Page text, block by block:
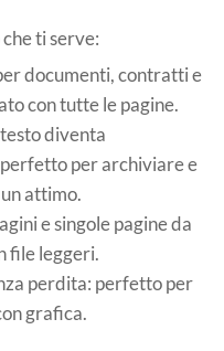
ti serve:
documenti, contratti e
con tutte le pagine.
diventa
per archiviare e
attimo.
e singole pagine da
file leggeri.
perdita: perfetto per
grafica.